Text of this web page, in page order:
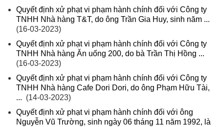
Quyết định xử phạt vi phạm hành chính đối với Công ty
TNHH Nhà hàng T&T, do ông Trần Gia Huy, sinh năm ...
(16-03-2023)
Quyết định xử phạt vi phạm hành chính đối với Công ty
TNHH Nhà hàng Ăn uống 200, do bà Trần Thị Hồng ...
(16-03-2023)
Quyết định xử phạt vi phạm hành chính đối với Công ty
TNHH Nhà hàng Cafe Dori Dori, do ông Phạm Hữu Tài,
... (14-03-2023)
Quyết định xử phạt vi phạm hành chính đối với ông
Nguyễn Vũ Trường, sinh ngày 06 tháng 11 năm 1992, là